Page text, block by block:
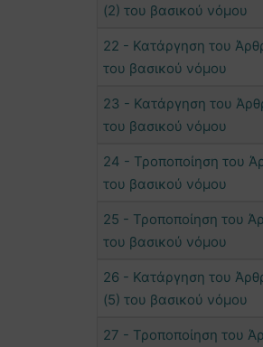
(2) του βασικού νόμου
22 - Κατάργηση του
του βασικού νόμου
23 - Κατάργηση του
του βασικού νόμου
24 - Τροποποίηση του
του βασικού νόμου
25 - Τροποποίηση του
του βασικού νόμου
26 - Κατάργηση του
(5) του βασικού νόμου
27 - Τροποποίηση του